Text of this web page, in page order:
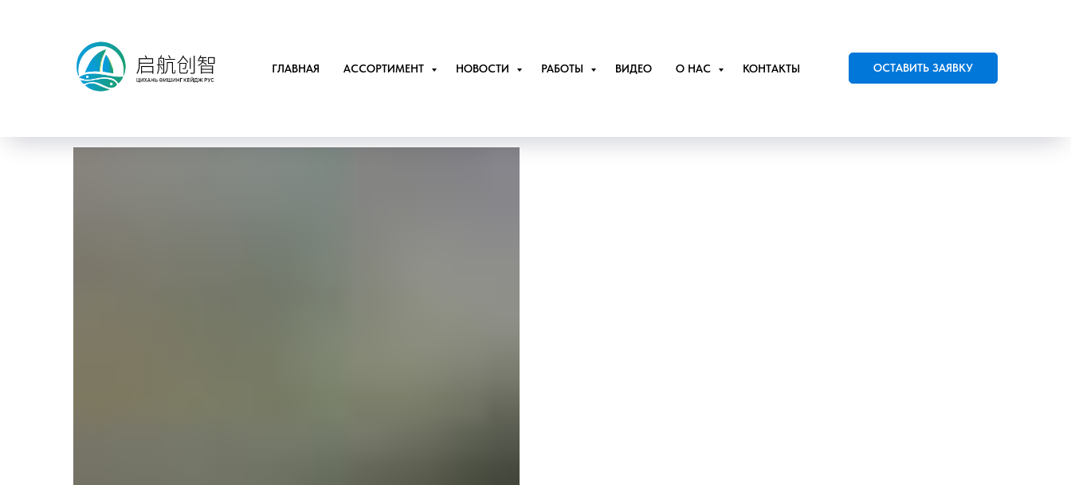
ГЛАВНАЯ АССОРТИМЕНТ НОВОСТИ РАБОТЫ ВИДЕО О НАС КОНТАКТЫ ОСТАВИТЬ ЗАЯВКУ